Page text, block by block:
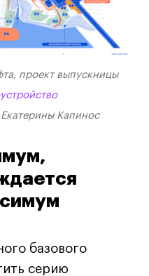
проект выпускницы
Екатерины Капинос
базового
серию